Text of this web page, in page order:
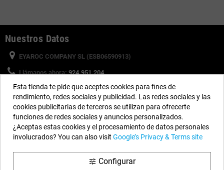
Nuestros Datos
EYAROC COMPANY SL (ESB06590913)
Llámanos ahora:924.951.204
Horario:Lunes a Viernes: 9h a 14h y 15h a 18h
Email: info@piscinasdesmontables.com
Síguenos
Esta tienda te pide que aceptes cookies para fines de
rendimiento, redes sociales y publicidad. Las redes sociales y las
cookies publicitarias de terceros se utilizan para ofrecerte
funciones de redes sociales y anuncios personalizados.
¿Aceptas estas cookies y el procesamiento de datos personales
involucrados? You can also visit Google’s Privacy & Terms site
tune Configurar